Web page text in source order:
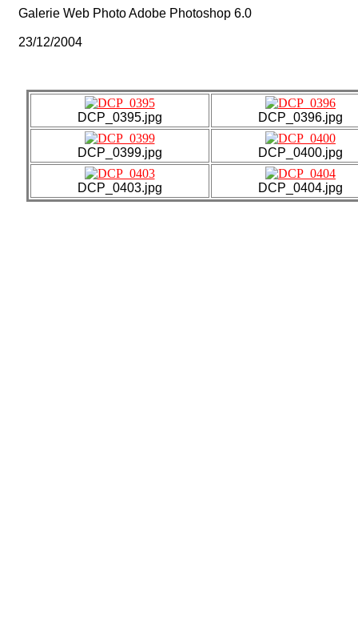
Galerie Web Photo Adobe Photoshop 6.0
23/12/2004
DCP_0395.jpg DCP_0396.jpg
DCP_0399.jpg DCP_0400.jpg
DCP_0403.jpg DCP_0404.jpg